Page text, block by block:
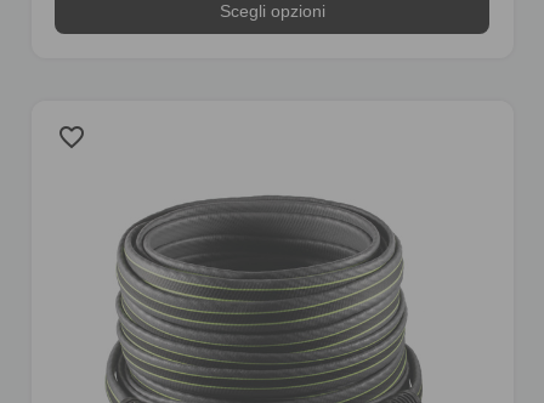
Scegli opzioni
favorite_border